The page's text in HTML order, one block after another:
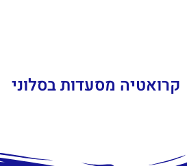
קרואטיה מסעדות בסלוני